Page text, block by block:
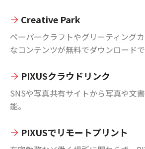
Creative Park
ペーパークラフトやグリーティング
なコンテンツが無料でダウンロードで
PIXUSクラウドリンク
SNSや写真共有サイトから写真や文
能。
PIXUSでリモートプリント